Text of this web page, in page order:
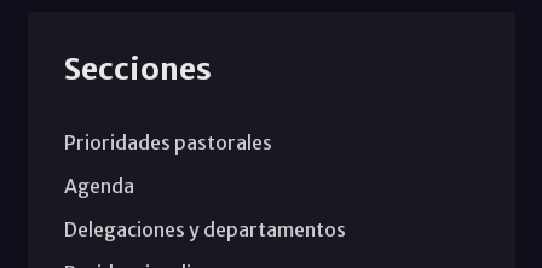
Secciones
Prioridades pastorales
Agenda
Delegaciones y departamentos